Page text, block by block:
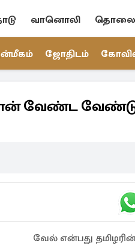
வானொலி
ஜோதிடம்
வேண்ட
வேல் என்பது